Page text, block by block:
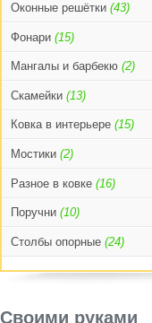
Оконные решётки (43)
Фонари (15)
Мангалы и барбекю (2)
Скамейки (13)
Ковка в интерьере (15)
Мостики (2)
Разное в ковке (16)
Поручни (10)
Столбы опорные (24)
Своими руками